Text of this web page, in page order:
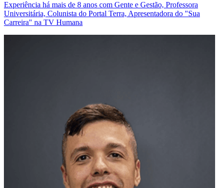
Experiência há mais de 8 anos com Gente e Gestão, Professora
Universitária, Colunista do Portal Terra, Apresentadora do "Sua
Carreira" na TV Humana